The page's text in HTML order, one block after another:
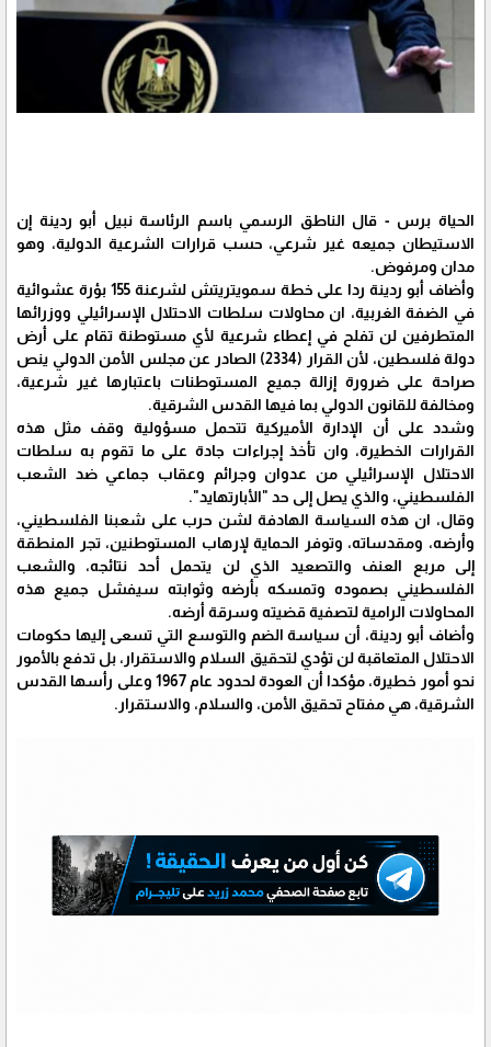
الحياة برس - قال الناطق الرسمي باسم الرئاسة نبيل أبو ردينة إن
الاستيطان جميعه غير شرعي، حسب قرارات الشرعية الدولية، وهو
مدان ومرفوض.
وأضاف أبو ردينة ردا على خطة سمويتريتش لشرعنة 155 بؤرة عشوائية
في الضفة الغربية، ان محاولات سلطات الاحتلال الإسرائيلي ووزرائها
المتطرفين لن تفلح في إعطاء شرعية لأي مستوطنة تقام على أرض
دولة فلسطين، لأن القرار (2334) الصادر عن مجلس الأمن الدولي ينص
صراحة على ضرورة إزالة جميع المستوطنات باعتبارها غير شرعية،
ومخالفة للقانون الدولي بما فيها القدس الشرقية.
وشدد على أن الإدارة الأميركية تتحمل مسؤولية وقف مثل هذه
القرارات الخطيرة، وان تأخذ إجراءات جادة على ما تقوم به سلطات
الاحتلال الإسرائيلي من عدوان وجرائم وعقاب جماعي ضد الشعب
الفلسطيني، والذي يصل إلى حد "الأبارتهايد".
وقال، ان هذه السياسة الهادفة لشن حرب على شعبنا الفلسطيني،
وأرضه، ومقدساته، وتوفر الحماية لإرهاب المستوطنين، تجر المنطقة
إلى مربع العنف والتصعيد الذي لن يتحمل أحد نتائجه، والشعب
الفلسطيني بصموده وتمسكه بأرضه وثوابته سيفشل جميع هذه
المحاولات الرامية لتصفية قضيته وسرقة أرضه.
وأضاف أبو ردينة، أن سياسة الضم والتوسع التي تسعى إليها حكومات
الاحتلال المتعاقبة لن تؤدي لتحقيق السلام والاستقرار، بل تدفع بالأمور
نحو أمور خطيرة، مؤكدا أن العودة لحدود عام 1967 وعلى رأسها القدس
الشرقية، هي مفتاح تحقيق الأمن، والسلام، والاستقرار.